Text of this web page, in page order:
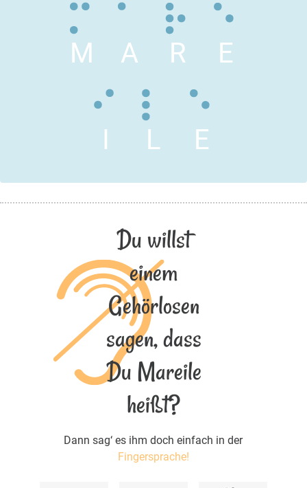
M A R E
I L E
Du willst
einem
Gehörlosen
sagen, dass
Du Mareile
heißt?
Dann sag‘ es ihm doch einfach in der
Fingersprache!